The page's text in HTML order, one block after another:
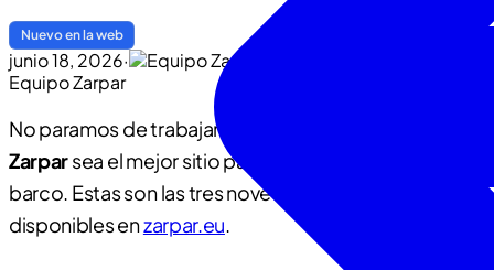
Nuevo en la web
junio 18, 2026·
Equipo Zarpar
No paramos de trabajar en la plataforma para que
Zarparsea el mejor sitio para gestionar y alquilar tu
barco. Estas son las tres novedades que ya están
disponibles enzarpar.eu.